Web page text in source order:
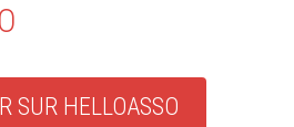
SUR HELLOASSO